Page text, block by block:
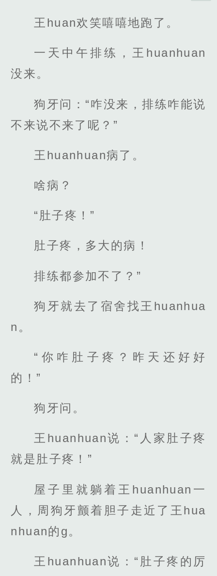
王huan欢笑嘻嘻地跑了。
一天中午排练，王huanhuan
没来。
狗牙问：“咋没来，排练咋能说
不来说不来了呢？”
王huanhuan病了。
啥病？
“肚子疼！”
肚子疼，多大的病！
排练都参加不了？”
狗牙就去了宿舍找王huanhua
n。
“你咋肚子疼？昨天还好好
的！”
狗牙问。
王huanhuan说：“人家肚子疼
就是肚子疼！”
屋子里就躺着王huanhuan一
人，周狗牙颤着胆子走近了王hua
nhuan的g。
王huanhuan说：“肚子疼的厉